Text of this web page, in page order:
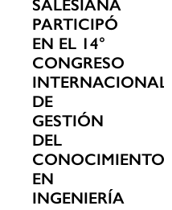
SALESIANA
PARTICIPÓ
EN EL 14°
CONGRESO
INTERNACIONAL
DE
GESTIÓN
DEL
CONOCIMIENTO
EN
INGENIERÍA